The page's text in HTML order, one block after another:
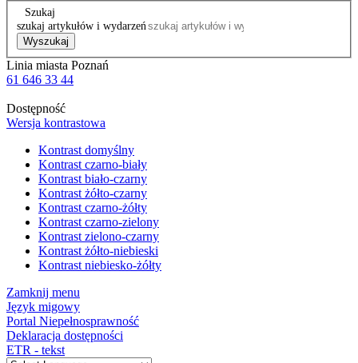
Szukaj
szukaj artykułów i wydarzeń
Wyszukaj
Linia miasta Poznań
61 646 33 44
Dostępność
Wersja kontrastowa
Kontrast domyślny
Kontrast czarno-biały
Kontrast biało-czarny
Kontrast żółto-czarny
Kontrast czarno-żółty
Kontrast czarno-zielony
Kontrast zielono-czarny
Kontrast żółto-niebieski
Kontrast niebiesko-żółty
Zamknij menu
Język migowy
Portal Niepełnosprawność
Deklaracja dostępności
ETR - tekst